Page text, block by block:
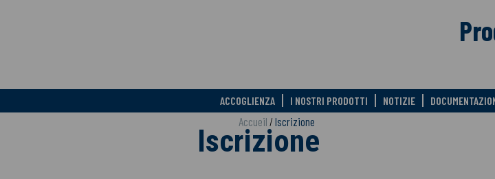
ACCOGLIENZA I NOSTRI PRODOTTI NOTIZIE
Accueil / Iscrizione
Iscrizione